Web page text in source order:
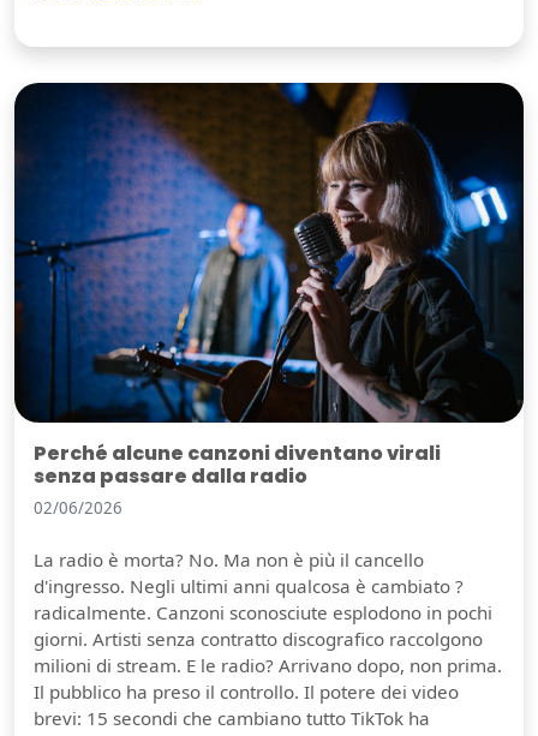
Perché alcune canzoni diventano virali
senza passare dalla radio
02/06/2026
La radio è morta? No. Ma non è più il cancello
d'ingresso. Negli ultimi anni qualcosa è cambiato ?
radicalmente. Canzoni sconosciute esplodono in pochi
giorni. Artisti senza contratto discografico raccolgono
milioni di stream. E le radio? Arrivano dopo, non prima.
Il pubblico ha preso il controllo. Il potere dei video
brevi: 15 secondi che cambiano tutto TikTok ha